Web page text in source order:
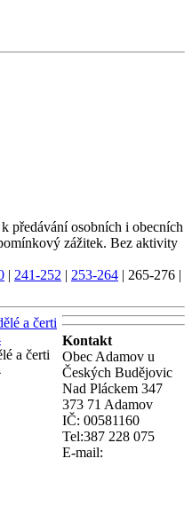
předávání osobních i obecních
zážitek. Bez aktivity
| 241-252 | 253-264 | 265-276 |
a čerti
Kontakt
Obec Adamov u
Českých Budějovic
Nad Pláckem 347
373 71 Adamov
IČ: 00581160
Tel:387 228 075
E-mail: